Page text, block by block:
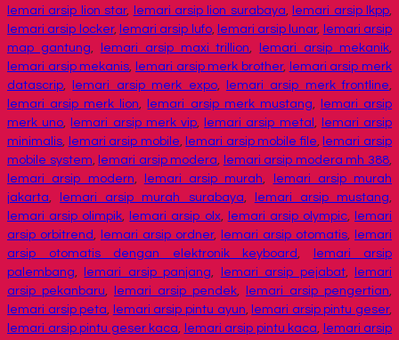
lemari arsip lion star, lemari arsip lion surabaya, lemari arsip lkpp,
lemari arsip locker, lemari arsip lufo, lemari arsip lunar, lemari arsip
map gantung, lemari arsip maxi trillion, lemari arsip mekanik,
lemari arsip mekanis, lemari arsip merk brother, lemari arsip merk
datascrip, lemari arsip merk expo, lemari arsip merk frontline,
lemari arsip merk lion, lemari arsip merk mustang,
lemari arsip
merk uno, lemari arsip merk vip, lemari arsip metal ,
lemari arsip
minimalis, lemari arsip mobile, lemari arsip mobile file, lemari arsip
mobile system, lemari arsip modera, lemari arsip modera mh 388,
lemari arsip modern, lemari arsip murah,
lemari arsip murah
jakarta, lemari arsip murah surabaya, lemari arsip mustang,
lemari arsip olimpik, lemari arsip olx, lemari arsip olympic,
lemari
arsip orbitrend, lemari arsip ordner, lemari arsip otomatis,
lemari
arsip otomatis dengan elektronik keyboard,
lemari arsip
palembang, lemari arsip panjang, lemari arsip pejabat,
lemari
arsip pekanbaru, lemari arsip pendek, lemari arsip pengertian,
lemari arsip peta, lemari arsip pintu ayun, lemari arsip pintu geser,
lemari arsip pintu geser kaca, lemari arsip pintu kaca, lemari arsip